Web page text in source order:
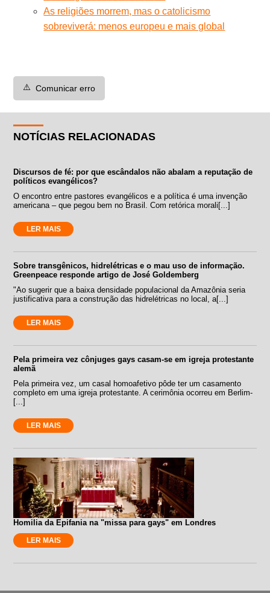
As religiões morrem, mas o catolicismo
sobreviverá: menos europeu e mais global
⚠️ Comunicar erro
NOTÍCIAS RELACIONADAS
Discursos de fé: por que escândalos não abalam a reputação de
políticos evangélicos?
O encontro entre pastores evangélicos e a política é uma invenção
americana – que pegou bem no Brasil. Com retórica morali[...]
LER MAIS
Sobre transgênicos, hidrelétricas e o mau uso de informação.
Greenpeace responde artigo de José Goldemberg
"Ao sugerir que a baixa densidade populacional da Amazônia seria
justificativa para a construção das hidrelétricas no local, a[...]
LER MAIS
Pela primeira vez cônjuges gays casam-se em igreja protestante
alemã
Pela primeira vez, um casal homoafetivo pôde ter um casamento
completo em uma igreja protestante. A cerimônia ocorreu em Berlim-
[...]
LER MAIS
Homilia da Epifania na "missa para gays" em Londres
LER MAIS